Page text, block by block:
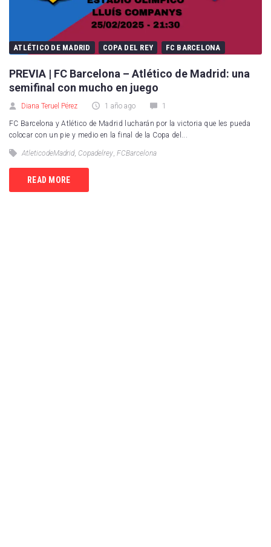
ATLÉTICO DE MADRID COPA DEL REY FC BARCELONA
PREVIA | FC Barcelona – Atlético de Madrid: una
semifinal con mucho en juego
Diana Teruel Pérez 1 año ago 1
FC Barcelona y Atlético de Madrid lucharán por la victoria que les pueda
colocar con un pie y medio en la final de la Copa del...
AtleticodeMadrid, Copadelrey, FCBarcelona
READ MORE